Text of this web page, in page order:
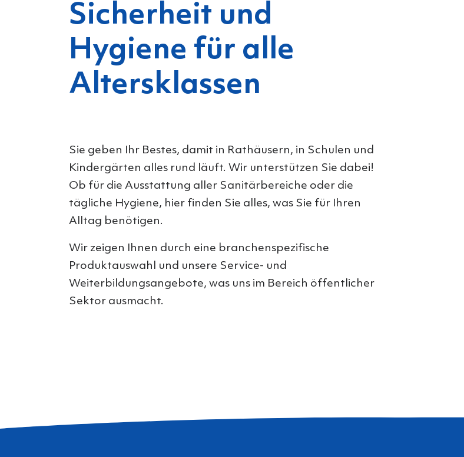
Sicherheit und
Hygiene für alle
Altersklassen
Sie geben Ihr Bestes, damit in Rathäusern, in Schulen und
Kindergärten alles rund läuft. Wir unterstützen Sie dabei!
Ob für die Ausstattung aller Sanitärbereiche oder die
tägliche Hygiene, hier finden Sie alles, was Sie für Ihren
Alltag benötigen.
Wir zeigen Ihnen durch eine branchenspezifische
Produktauswahl und unsere Service- und
Weiterbildungsangebote, was uns im Bereich öffentlicher
Sektor ausmacht.